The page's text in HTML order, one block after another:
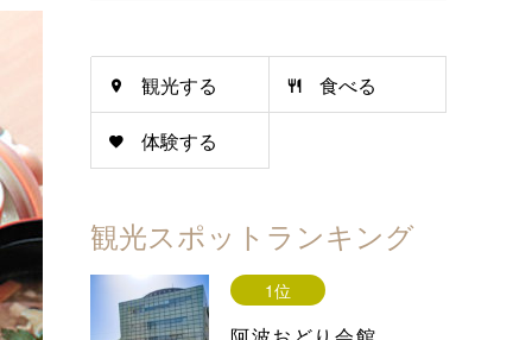
観光する 食べる
体験する
観光スポットランキング
1位